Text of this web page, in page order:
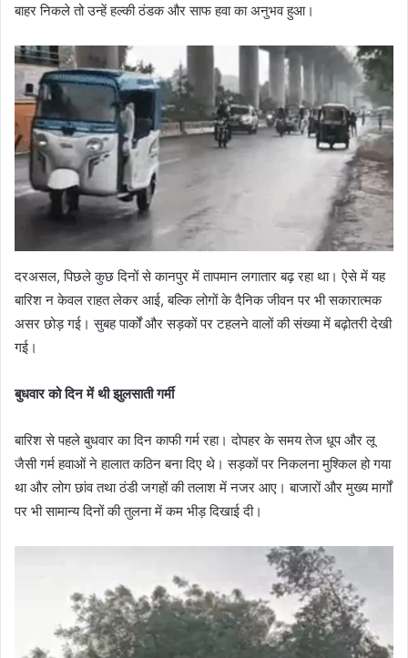
बाहर निकले तो उन्हें हल्की ठंडक और साफ हवा का अनुभव हुआ।
दरअसल, पिछले कुछ दिनों से कानपुर में तापमान लगातार बढ़ रहा था। ऐसे में यह
बारिश न केवल राहत लेकर आई, बल्कि लोगों के दैनिक जीवन पर भी सकारात्मक
असर छोड़ गई। सुबह पार्कों और सड़कों पर टहलने वालों की संख्या में बढ़ोतरी देखी
गई।
बुधवार को दिन में थी झुलसाती गर्मी
बारिश से पहले बुधवार का दिन काफी गर्म रहा। दोपहर के समय तेज धूप और लू
जैसी गर्म हवाओं ने हालात कठिन बना दिए थे। सड़कों पर निकलना मुश्किल हो गया
था और लोग छांव तथा ठंडी जगहों की तलाश में नजर आए। बाजारों और मुख्य मार्गों
पर भी सामान्य दिनों की तुलना में कम भीड़ दिखाई दी।